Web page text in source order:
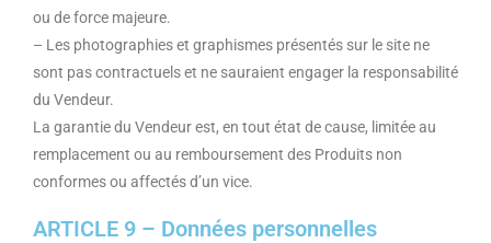
ou de force majeure.
– Les photographies et graphismes présentés sur le site ne
sont pas contractuels et ne sauraient engager la responsabilité
du Vendeur.
La garantie du Vendeur est, en tout état de cause, limitée au
remplacement ou au remboursement des Produits non
conformes ou affectés d’un vice.
ARTICLE 9 – Données personnelles